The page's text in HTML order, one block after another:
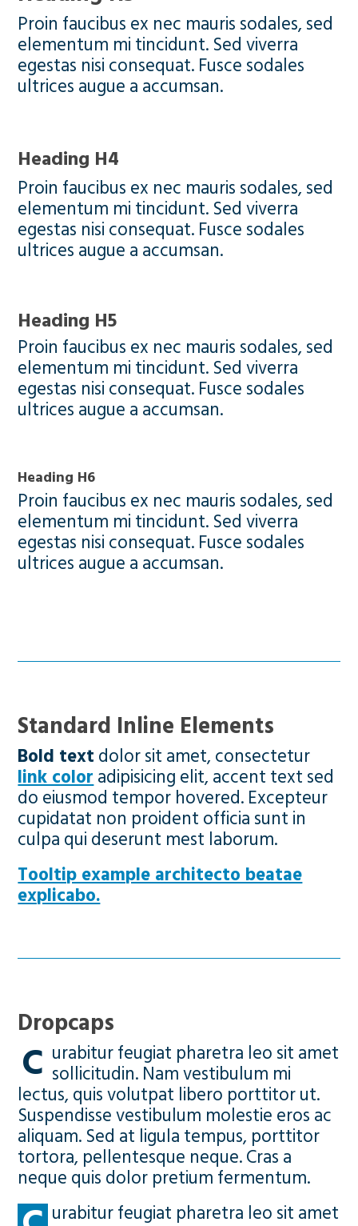
Proin faucibus ex nec mauris sodales, sed
elementum mi tincidunt. Sed viverra
egestas nisi consequat. Fusce sodales
ultrices augue a accumsan.
Heading H4
Proin faucibus ex nec mauris sodales, sed
elementum mi tincidunt. Sed viverra
egestas nisi consequat. Fusce sodales
ultrices augue a accumsan.
Heading H5
Proin faucibus ex nec mauris sodales, sed
elementum mi tincidunt. Sed viverra
egestas nisi consequat. Fusce sodales
ultrices augue a accumsan.
Heading H6
Proin faucibus ex nec mauris sodales, sed
elementum mi tincidunt. Sed viverra
egestas nisi consequat. Fusce sodales
ultrices augue a accumsan.
Standard Inline Elements
Bold text dolor sit amet, consectetur
link color adipisicing elit, accent text sed
do eiusmod tempor hovered. Excepteur
cupidatat non proident officia sunt in
culpa qui deserunt mest laborum.
Tooltip example architecto beatae
explicabo.
Dropcaps
C urabitur feugiat pharetra leo sit amet
sollicitudin. Nam vestibulum mi
lectus, quis volutpat libero porttitor ut.
Suspendisse vestibulum molestie eros ac
aliquam. Sed at ligula tempus, porttitor
tortora, pellentesque neque. Cras a
neque quis dolor pretium fermentum.
urabitur feugiat pharetra leo sit amet